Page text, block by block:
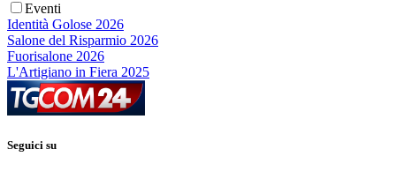
Eventi
Identità Golose 2026
Salone del Risparmio 2026
Fuorisalone 2026
L'Artigiano in Fiera 2025
Seguici su